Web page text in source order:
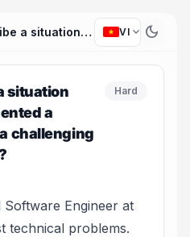
Can you describe a situation where you implemented a unique solution to a challenging technical problem? VI expand_more dark_mode
situation
a
challenging
Hard
Engineer at
technical problems.